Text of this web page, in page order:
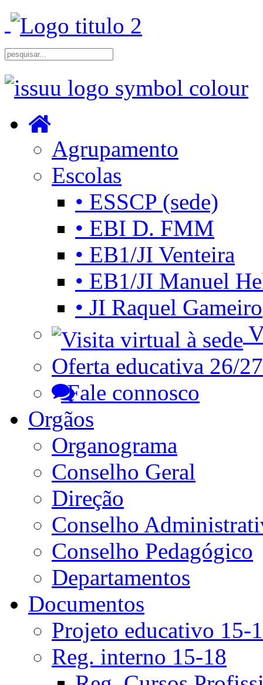
Agrupamento
Escolas
• ESSCP (sede)
• EBI D. FMM
• EB1/JI Venteira
• EB1/JI Manuel
• JI Raquel Gameiro
Oferta educativa 26/27
Fale connosco
Orgãos
Organograma
Conselho Geral
Direção
Conselho
Conselho Pedagógico
Departamentos
Documentos
Projeto educativo 15-
Reg. interno 15-18